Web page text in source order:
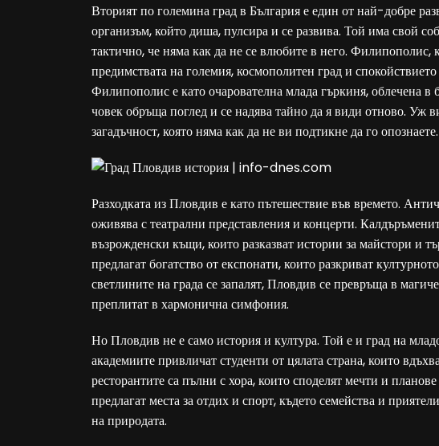
Вторият по големина град в България е един от най-добре
организъм, който диша, пулсира и се развива. Той има свой
тактично, че няма как да не се влюбите в него. Филипополис,
предимствата на големия, космополитен град и
Филипополис е като очарователна млада гъркиня, облечена в
човек обръща поглед и се надява тайно да я види отново. Уж
загадъчност, която няма как да не ви подтикне да го опознаете.
Разходката из Пловдив е като пътешествие във времето.
оживява с театрални представления и концерти.
възрожденски къщи, които разказват истории за майстори и
предлагат богатство от експонати, които разкриват
светлините на града се запалят, Пловдив се превръща в
преплитат в хармонична симфония.
Но Пловдив не е само история и култура. Той е и град на
академиите привличат студенти от цялата страна, които
ресторантите са пълни с хора, които споделят мечти и
предлагат места за отдих и спорт, където семейства и
на природата.